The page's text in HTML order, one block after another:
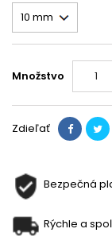
Množstvo
Zdieľať
Bezpečná
Rýchle a